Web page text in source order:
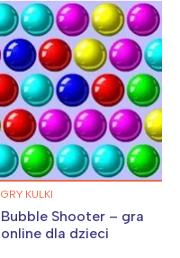
GRY KULKI
Bubble Shooter – gra
online dla dzieci